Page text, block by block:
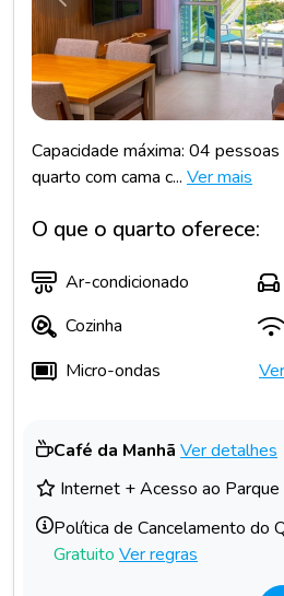
Capacidade máxima: 04
quarto com cama c... Ver mais
O que o quarto oferece:
Ar-condicionado
Cozinha
Micro-ondas
Café da Manhã Ver detalhes
Internet + Acesso ao Parque
Política de Cancelamento do
Gratuito Ver regras